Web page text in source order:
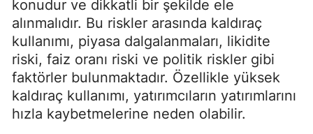
konudur ve dikkatli bir şekilde ele
alınmalıdır. Bu riskler arasında kaldıraç
kullanımı, piyasa dalgalanmaları, likidite
riski, faiz oranı riski ve politik riskler gibi
faktörler bulunmaktadır. Özellikle yüksek
kaldıraç kullanımı, yatırımcıların yatırımlarını
hızla kaybetmelerine neden olabilir.